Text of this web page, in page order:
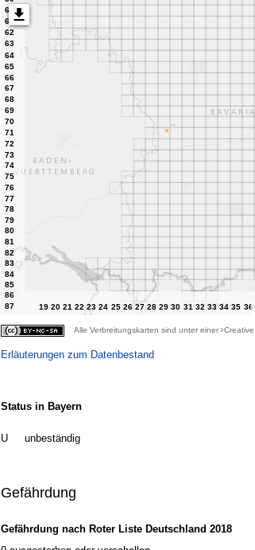
Alle Verbreitungskarten sind unter einer
Erläuterungen zum Datenbestand
Status in Bayern
U unbeständig
Gefährdung
Gefährdung nach Roter Liste Deutschland 2018